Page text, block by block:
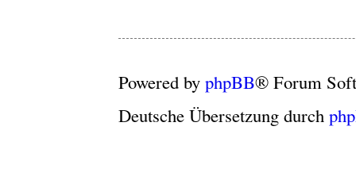
Powered byphpBB® Forum
Deutsche Übersetzung durch